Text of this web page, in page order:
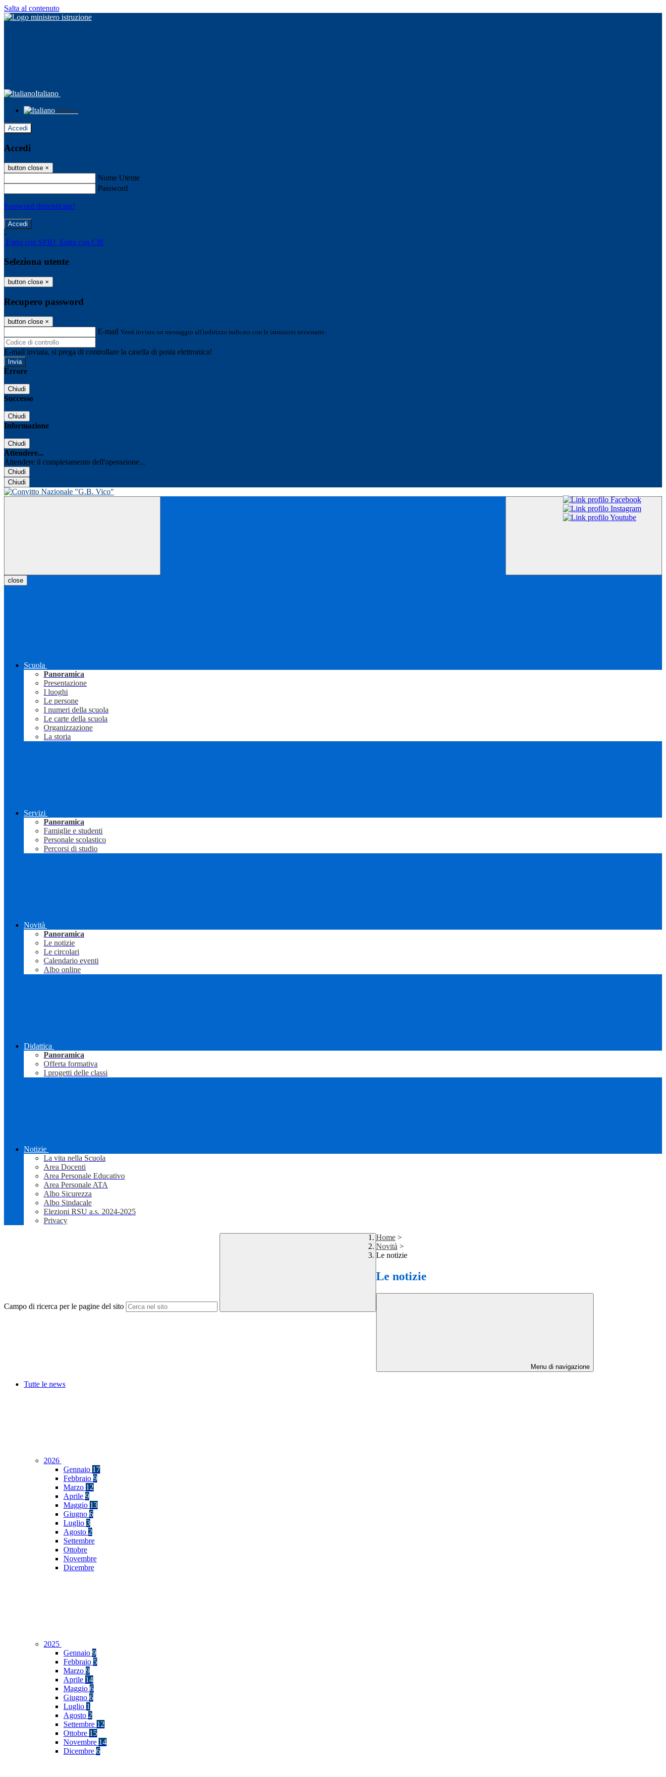
Salta al contenuto
Italiano
Italiano
Accedi
Accedi
button close ×
Nome Utente
Password
Password dimenticata?
-
Entra con SPID Entra con CIE
Seleziona utente
button close ×
Recupero password
button close ×
E-mail Verrà inviato un messaggio all'indirizzo indicato con le istruzioni necessarie.
E-mail inviata, si prega di controllare la casella di posta elettronica!
Errore
Chiudi
Successo
Chiudi
Informazione
Chiudi
Attendere...
Attendere il completamento dell'operazione...
Chiudi
Chiudi
close
Scuola
Panoramica
Presentazione
I luoghi
Le persone
I numeri della scuola
Le carte della scuola
Organizzazione
La storia
Servizi
Panoramica
Famiglie e studenti
Personale scolastico
Percorsi di studio
Novità
Panoramica
Le notizie
Le circolari
Calendario eventi
Albo online
Didattica
Panoramica
Offerta formativa
I progetti delle classi
Notizie
La vita nella Scuola
Area Docenti
Area Personale Educativo
Area Personale ATA
Albo Sicurezza
Albo Sindacale
Elezioni RSU a.s. 2024-2025
Privacy
Campo di ricerca per le pagine del sito
Home >
Novità >
Le notizie
Le notizie
Menu di navigazione
Tutte le news
2026
Gennaio 17
Febbraio 9
Marzo 12
Aprile 9
Maggio 13
Giugno 6
Luglio 3
Agosto 2
Settembre
Ottobre
Novembre
Dicembre
2025
Gennaio 9
Febbraio 5
Marzo 9
Aprile 14
Maggio 6
Giugno 6
Luglio 1
Agosto 2
Settembre 12
Ottobre 15
Novembre 14
Dicembre 6